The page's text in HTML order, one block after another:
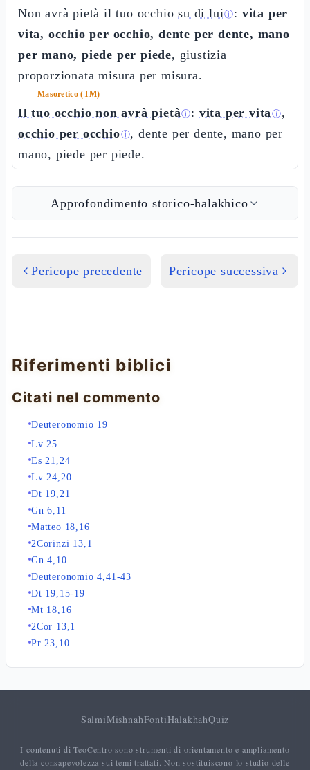
Non avrà pietà il tuo occhiosu di luiⓘ: vita per
vita, occhio per occhio, dente per dente, mano
per mano, piede per piede, giustizia
proporzionata misura per misura.
—— Masoretico (TM) ——
Il tuo occhio non avrà pietàⓘ: vita per vitaⓘ,
occhio per occhioⓘ, dente per dente, mano per
mano, piede per piede.
Approfondimento storico-halakhico
Pericope precedente Pericope successiva
Riferimenti biblici
Citati nel commento
Deuteronomio 19
Lv 25
Es 21,24
Lv 24,20
Dt 19,21
Gn 6,11
Matteo 18,16
2Corinzi 13,1
Gn 4,10
Deuteronomio 4,41-43
Dt 19,15-19
Mt 18,16
2Cor 13,1
Pr 23,10
SalmiMishnahFontiHalakhahQuiz
I contenuti di TeoCentro sono strumenti di orientamento e ampliamento
della consapevolezza sui temi trattati. Non sostituiscono lo studio delle